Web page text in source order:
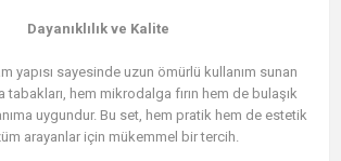
Dayanıklılık ve Kalite
yapısı sayesinde uzun ömürlü kullanım sunan
tabakları, hem mikrodalga fırın hem de bulaşık
uygundur. Bu set, hem pratik hem de estetik
arayanlar için mükemmel bir tercih.